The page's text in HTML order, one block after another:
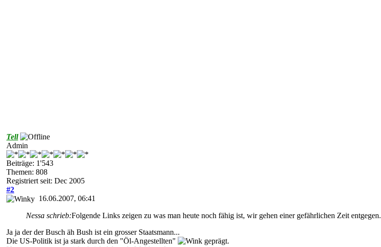
Tell
Admin
Beiträge: 1'543
Themen: 808
Registriert seit: Dec 2005
#2
16.06.2007, 06:41
Nessa schrieb:Folgende Links zeigen zu was man heute noch fähig ist, wir gehen einer gefährlichen Zeit entgegen.
Ja ja der der Busch äh Bush ist ein grosser Staatsmann...
Die US-Politik ist ja stark durch den "Öl-Angestellten"
geprägt.